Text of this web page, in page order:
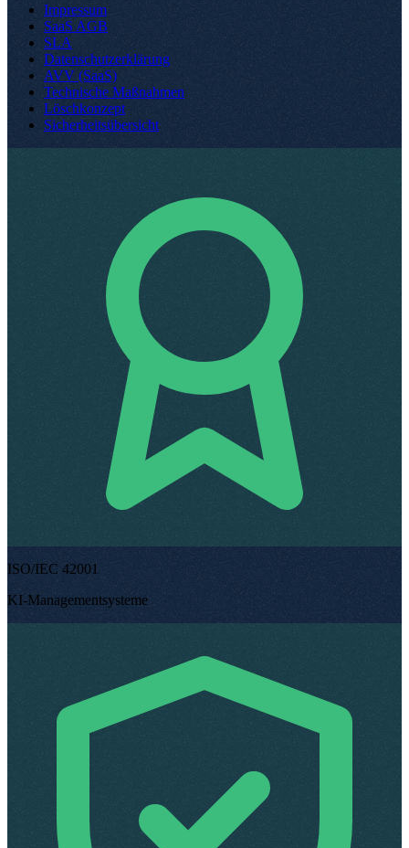
Impressum
SaaS AGB
SLA
Datenschutzerklärung
AVV (SaaS)
Technische Maßnahmen
Löschkonzept
Sicherheitsübersicht
ISO/IEC 42001
KI-Managementsysteme